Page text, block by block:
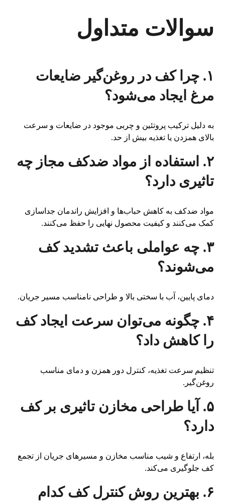
سوالات متداول
۱. چرا کف در روغن‌گیر ضایعات
مرغ ایجاد می‌شود؟
به دلیل ترکیب پروتئین و چربی موجود در ضایعات و سرعت
بالای همزدن یا تغذیه بیش از حد.
۲. استفاده از مواد ضدکف مجاز چه
تاثیری دارد؟
مواد ضدکف به کاهش حباب‌ها و افزایش راندمان جداسازی
کمک می‌کنند و کیفیت محصول نهایی را حفظ می‌کنند.
۳. چه عواملی باعث تشدید کف
می‌شوند؟
دمای پایین، آب با سختی بالا و طراحی نامناسب مسیر جریان.
۴. چگونه می‌توان سرعت ایجاد کف
را کاهش داد؟
تنظیم سرعت تغذیه، کنترل دور همزن و دمای مناسب
روغن‌گیر.
۵. آیا طراحی مخازن تاثیری بر کف
دارد؟
بله، ارتفاع و شیب مناسب مخازن و مسیرهای جریان از تجمع
کف جلوگیری می‌کند.
۶. بهترین روش کنترل کف کدام